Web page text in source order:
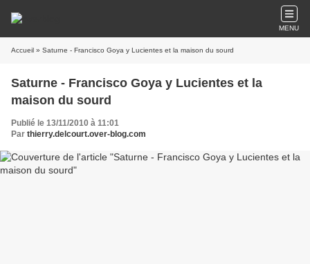
MENU
Accueil » Saturne - Francisco Goya y Lucientes et la maison du sourd
Saturne - Francisco Goya y Lucientes et la
maison du sourd
Publié le 13/11/2010 à 11:01
Par thierry.delcourt.over-blog.com